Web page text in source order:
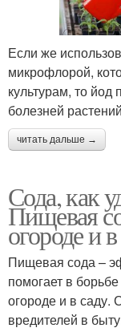
Если же
микрофлорой,
культурам, то йод
болезней
читать дальше →
Сода, как
Пищевая
огороде и
Пищевая сода –
помогает в
огороде и в саду.
вредителей в